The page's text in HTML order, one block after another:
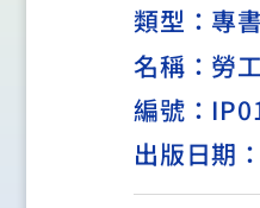
類型： 專書
名稱：勞
編號：
出版日期